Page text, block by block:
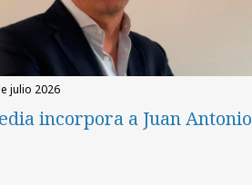
julio 2026
incorpora a Juan Antonio